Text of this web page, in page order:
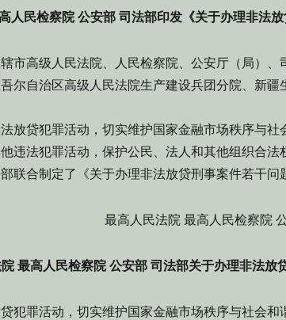
人民检察院 公安部 司法部印发《关于办理非法
市高级人民法院、人民检察院、公安厅（局）
尔自治区高级人民法院生产建设兵团分院、新疆
贷犯罪活动，切实维护国家金融市场秩序与社
违法犯罪活动，保护公民、法人和其他组织合
联合制定了《关于办理非法放贷刑事案件若
最高人民法院 最高人民检察
最高人民检察院 公安部 司法部关于办理非法放
犯罪活动，切实维护国家金融市场秩序与社会